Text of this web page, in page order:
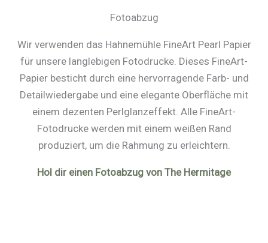
Fotoabzug
Wir verwenden das Hahnemühle FineArt Pearl Papier
für unsere langlebigen Fotodrucke. Dieses FineArt-
Papier besticht durch eine hervorragende Farb- und
Detailwiedergabe und eine elegante Oberfläche mit
einem dezenten Perlglanzeffekt. Alle FineArt-
Fotodrucke werden mit einem weißen Rand
produziert, um die Rahmung zu erleichtern.
Hol dir einen Fotoabzug von The Hermitage